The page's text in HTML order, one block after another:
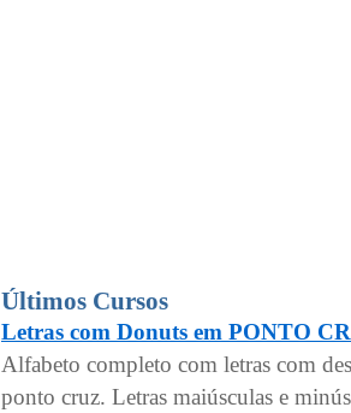
Últimos Cursos
Letras com Donuts em PONTO
Alfabeto completo com letras com
ponto cruz. Letras maiúsculas e